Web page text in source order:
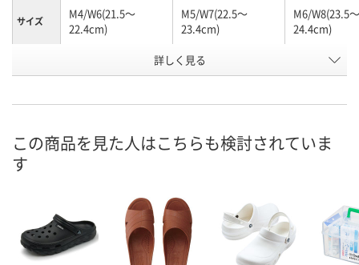
サイズ
M4/W6(21.5～
22.4cm)
M5/W7(22.5～
23.4cm)
M6/W8(23.5～
24.4cm)
J662416 J662417
8月7日（金）
カゴへ カゴへ カ
詳しく見る
この商品を見た人はこちらも検討されていま
す